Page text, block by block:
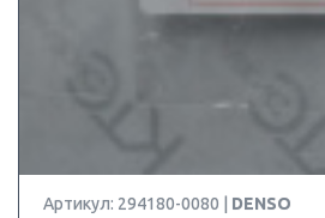
Артикул: 294180-0080 | DENSO